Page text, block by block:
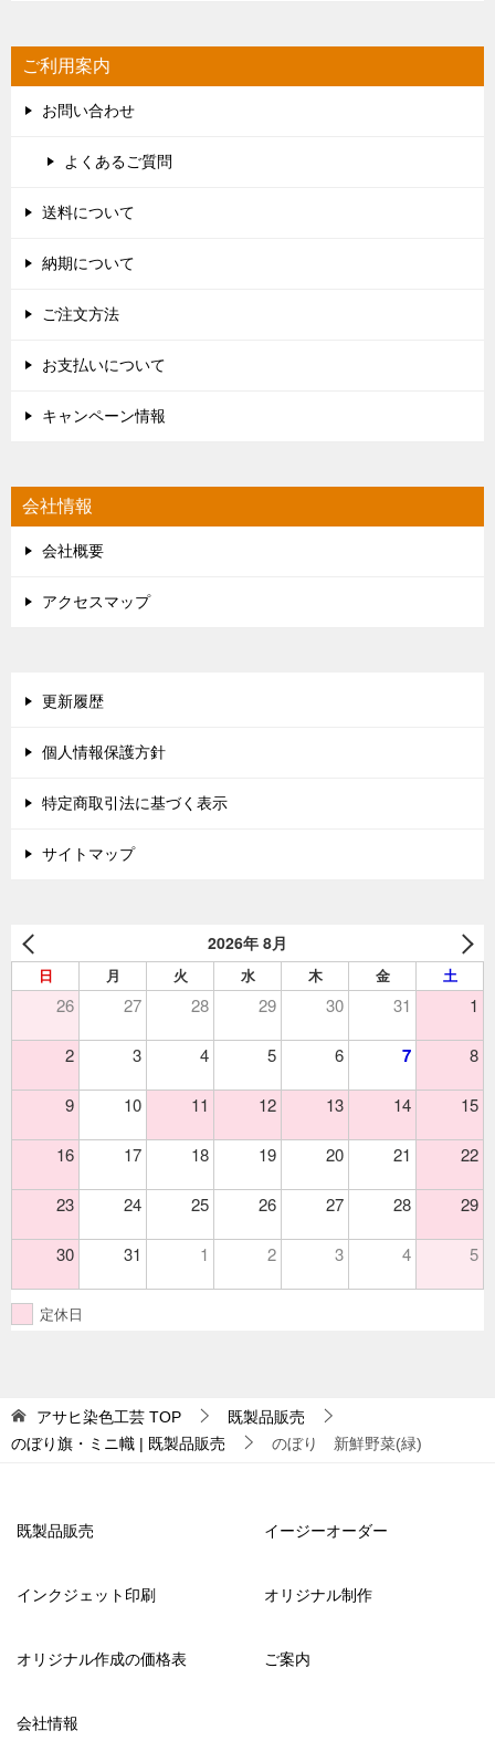
ご利用案内
お問い合わせ
よくあるご質問
送料について
納期について
ご注文方法
お支払いについて
キャンペーン情報
会社情報
会社概要
アクセスマップ
更新履歴
個人情報保護方針
特定商取引法に基づく表示
サイトマップ
2026年 8月
日 月 火 水 木 金 土
26 27 28 29 30 31 1
2 3 4 5 6 7 8
9 10 11 12 13 14 15
16 17 18 19 20 21 22
23 24 25 26 27 28 29
30 31 1 2 3 4 5
定休日
アサヒ染色工芸 TOP
既製品販売
のぼり旗・ミニ幟 | 既製品販売
のぼり 新鮮野菜(緑)
既製品販売 イージーオーダー
インクジェット印刷 オリジナル制作
オリジナル作成の価格表 ご案内
会社情報